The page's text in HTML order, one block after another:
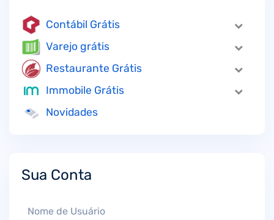
Contábil Grátis
Varejo grátis
Restaurante Grátis
Immobile Grátis
Novidades
Sua Conta